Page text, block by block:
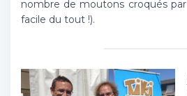
nombre de moutons croqués
facile du tout !).